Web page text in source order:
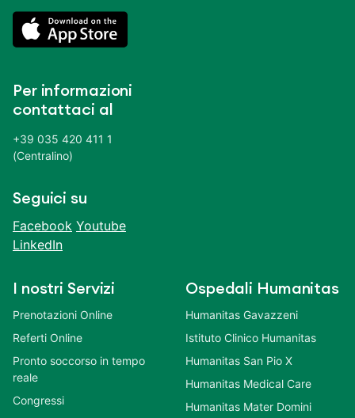
Per informazioni
contattaci al
+39 035 420 411 1
(Centralino)
Seguici su
Facebook Youtube
LinkedIn
I nostri Servizi
Prenotazioni Online
Referti Online
Pronto soccorso in tempo
reale
Congressi
Ospedali Humanitas
Humanitas Gavazzeni
Istituto Clinico Humanitas
Humanitas San Pio X
Humanitas Medical Care
Humanitas Mater Domini